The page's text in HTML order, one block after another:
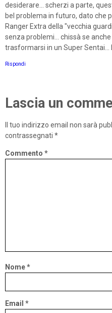
desiderare... scherzi a parte,
bel problema in futuro, dato che
Ranger Extra della "vecchia
senza problemi... chissà se
trasformarsi in un Super Sentai...
Rispondi
Lascia un
Il tuo indirizzo email non sarà
contrassegnati *
Commento *
Nome*
Email *